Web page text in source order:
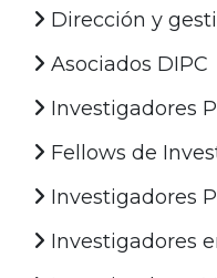
Dirección y
Asociados DIPC
Investigadores
Fellows de
Investigadores
Investigadores